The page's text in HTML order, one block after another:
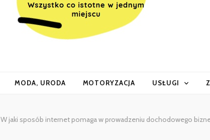
MODA, URODA MOTORYZACJA USŁUGI
W jaki sposób internet pomaga w prowadzeniu dochodowego